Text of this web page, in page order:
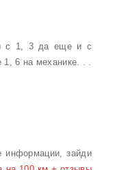
) с 1, 3 да еще и с
1, 6 на механике. . .
информации, зайди